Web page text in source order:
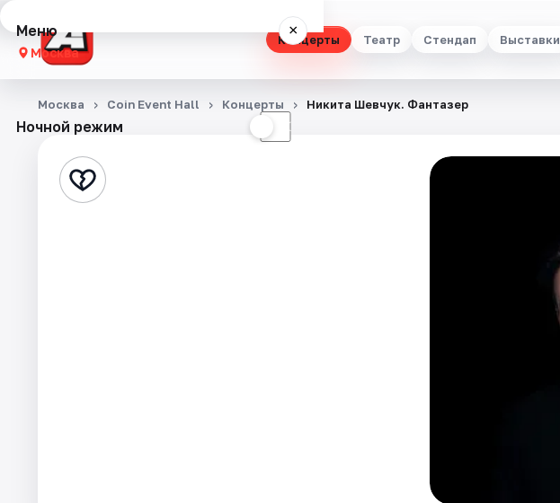
Концерты Театр Стендап Выставки
Меню ×
Москва
Концерты
Стендап
Ночной режим ☾
Москва Coin Event Hall Концерты Никита Шевчук. Фантазер